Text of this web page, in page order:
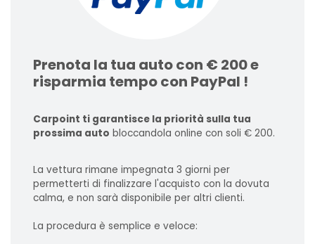
Prenota la tua auto con € 200 e
risparmia tempo con PayPal !
Carpoint ti garantisce la priorità sulla tua
prossima auto bloccandola online con soli € 200.
La vettura rimane impegnata 3 giorni per
permetterti di finalizzare l'acquisto con la dovuta
calma, e non sarà disponibile per altri clienti.
La procedura è semplice e veloce: